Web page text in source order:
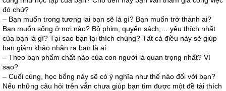
đó chứ?
– Bạn muốn trong tương lai bạn sẽ là gì? Bạn muốn trở thành ai?
Bạn muốn sống ở nơi nào? Bộ phim, quyển sách,… yêu thích nhất
của bạn là gì? Tại sao bạn lại thích chúng? Tất cả điều này sẽ giúp
ban giám khảo nhận ra bạn là ai.
– Theo bạn phẩm chất nào của con người là quan trọng nhất? Vì
sao?
– Cuối cùng, học bổng này sẽ có ý nghĩa như thế nào đối với bạn?
Nếu những câu hỏi trên vẫn chưa giúp bạn tìm được một đề tài thích